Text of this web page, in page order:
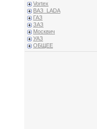
Vortex
ВАЗ_LADA
ГАЗ
ЗАЗ
Москвич
УАЗ
ОБЩЕЕ